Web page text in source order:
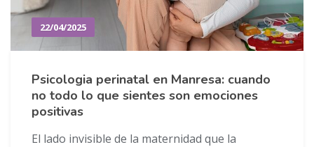
22/04/2025
Psicologia perinatal en Manresa: cuando
no todo lo que sientes son emociones
positivas
El lado invisible de la maternidad que la